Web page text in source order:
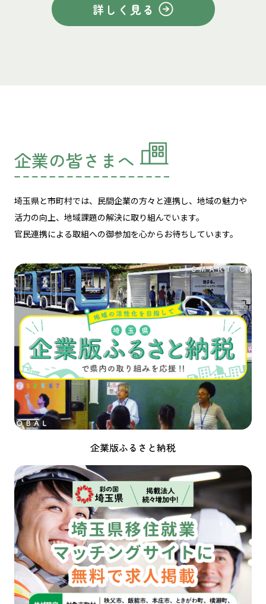
詳しく見る
企業の皆さまへ
埼玉県と市町村では、民間企業の方々と連携し、 地域の魅力や
活力の向上、地域課題の解決に取り組んでいます。
官民連携による取組への御参加を心からお待ちしています。
企業版ふるさと納税